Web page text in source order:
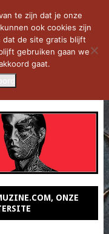
ONZE
te zijn dat je onze
ook cookies zijn
dat de site gratis blijft
gebruiken gaan we
gaat.